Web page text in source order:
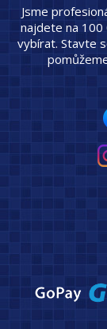
Jsme
najdete na 100
vybírat. Stavte